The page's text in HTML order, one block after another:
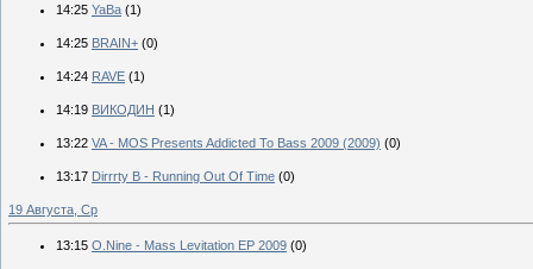
14:25 YaBa (1)
14:25 BRAIN+ (0)
14:24 RAVE (1)
14:19 ВИКОДИН (1)
13:22 VA - MOS Presents Addicted To Bass 2009 (2009) (0)
13:17 Dirrrty B - Running Out Of Time (0)
19 Августа, Ср
13:15 O.Nine - Mass Levitation EP 2009 (0)